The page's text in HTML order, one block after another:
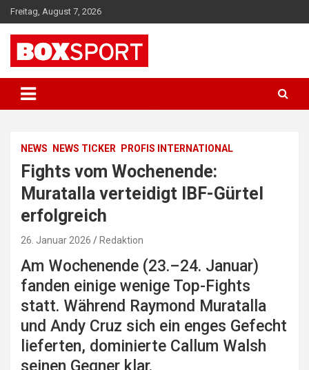
Skip
to
content
Freitag, August 7, 2026
BOXSPORT
NEWS NEWS TICKER PROFIS INTERNATIONAL
Fights vom Wochenende:
Muratalla verteidigt IBF-Gürtel
erfolgreich
26. Januar 2026 Redaktion
Am Wochenende (23.–24. Januar)
fanden einige wenige Top-Fights
statt. Während Raymond Muratalla
und Andy Cruz sich ein enges Gefecht
lieferten, dominierte Callum Walsh